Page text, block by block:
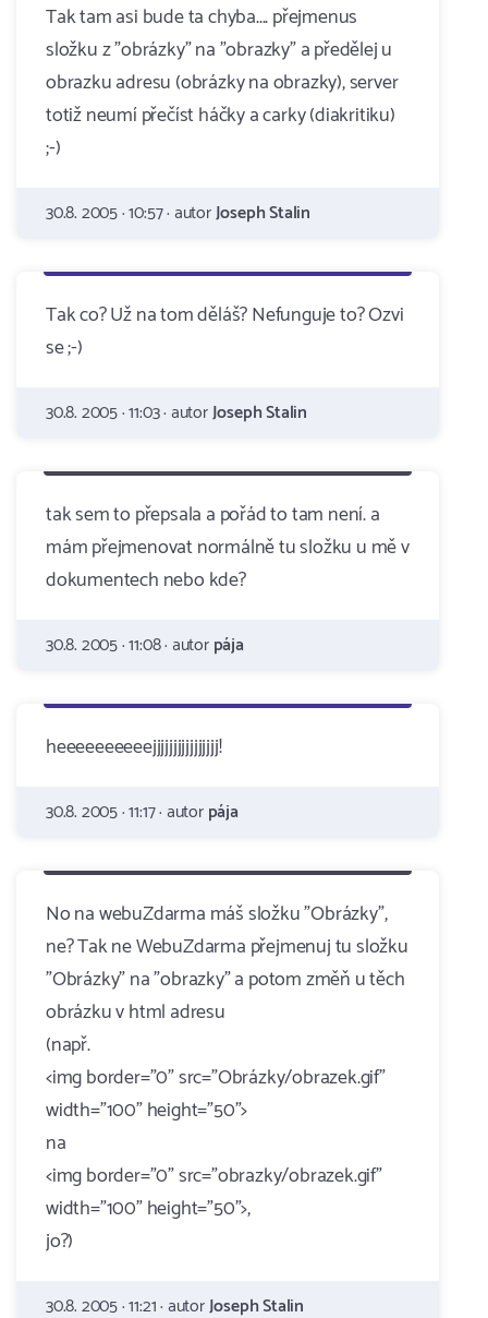
Tak tam asi bude ta chyba.... přejmenus
složku z "obrázky" na "obrazky" a předělej u
obrazku adresu (obrázky na obrazky), server
totiž neumí přečíst háčky a carky (diakritiku)
;-)
30.8. 2005 · 10:57 · autorJoseph Stalin
Tak co? Už na tom děláš? Nefunguje to? Ozvi
se ;-)
30.8. 2005 · 11:03 · autorJoseph Stalin
tak sem to přepsala a pořád to tam není. a
mám přejmenovat normálně tu složku u mě v
dokumentech nebo kde?
30.8. 2005 · 11:08 · autorpája
heeeeeeeeeejjjjjjjjjjjjjjjj!
30.8. 2005 · 11:17 · autorpája
No na webuZdarma máš složku "Obrázky",
ne? Tak ne WebuZdarma přejmenuj tu složku
"Obrázky" na "obrazky" a potom změň u těch
obrázku v html adresu
(např.
<img border="0" src="Obrázky/obrazek.gif"
width="100" height="50">
na
<img border="0" src="obrazky/obrazek.gif"
width="100" height="50">,
jo?)
30.8. 2005 · 11:21 · autorJoseph Stalin